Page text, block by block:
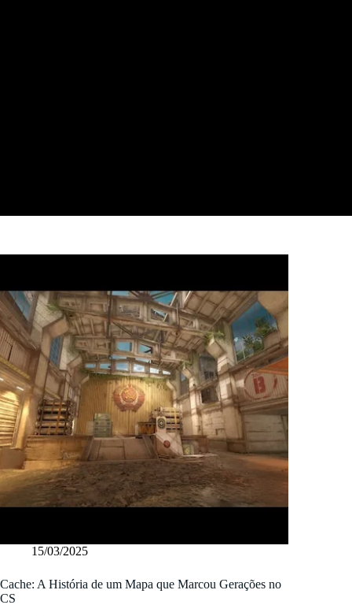
15/03/2025
Cache: A História de um Mapa que Marcou Gerações no
CS